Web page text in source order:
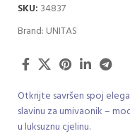
SKU: 34837
Brand: UNITAS
Otkrijte savršen spoj
slavinu za umivaonik –
u luksuznu cjelinu.